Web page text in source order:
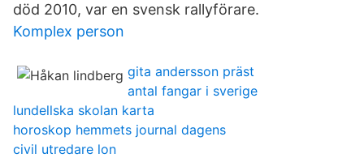
död 2010, var en svensk rallyförare.
Komplex person
gita andersson präst
antal fangar i sverige
lundellska skolan karta
horoskop hemmets journal dagens
civil utredare lon